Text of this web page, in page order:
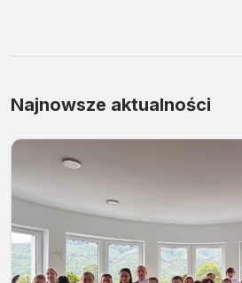
Najnowsze aktualności